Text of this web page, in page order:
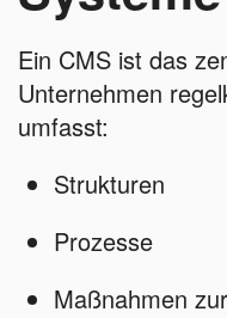
Ein CMS ist das
Unternehmen
umfasst:
Strukturen
Prozesse
Maßnahmen